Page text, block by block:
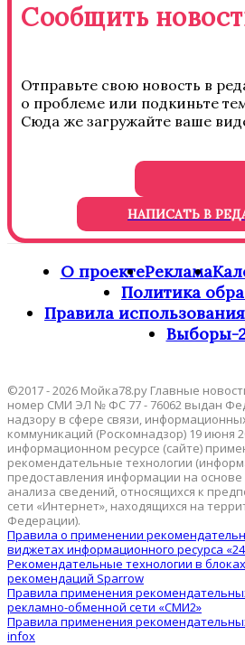
Сообщить
Отправьте свою новость в
о проблеме или подкиньте
Сюда же загружайте ваше
НАПИСАТЬ В
О проектеРеклама
Политика
Правила
Выборы-
©2017 - 2026 Мойка78.ру Главные
номер СМИ ЭЛ № ФС 77 - 76062 выдан
надзору в сфере связи,
коммуникаций (Роскомнадзор) 19 июня
информационном ресурсе (сайте)
рекомендательные технологии
предоставления информации на основе
анализа сведений, относящихся к
сети «Интернет», находящихся на
Федерации).
Правила о применении
виджетах информационного ресурса
Рекомендательные технологии в
рекомендаций Sparrow
Правила применения
рекламно-обменной сети «СМИ2»
Правила применения
infox